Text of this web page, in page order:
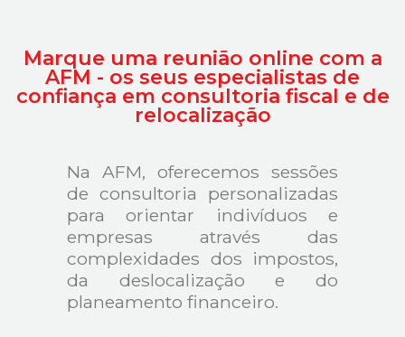
Marque uma reunião online com a
AFM - os seus especialistas de
confiança em consultoria fiscal e de
relocalização
Na AFM, oferecemos sessões
de consultoria personalizadas
para orientar indivíduos e
empresas através das
complexidades dos impostos,
da deslocalização e do
planeamento financeiro.